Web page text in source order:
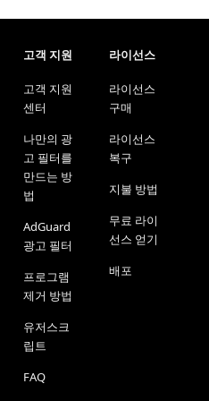
고객 지원
고객 지원
센터
나만의 광
고 필터를
만드는 방
법
AdGuard
광고 필터
프로그램
제거 방법
유저스크
립트
FAQ
라이선스
라이선스
구매
라이선스
복구
지불 방법
무료 라이
선스 얻기
배포